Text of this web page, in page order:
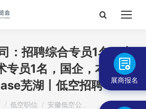
搜
：招聘综合专员1名，出
专员1名，国企，本科起
芜湖丨低空招聘
里：
低空职位 安徽低空公…
展商报名